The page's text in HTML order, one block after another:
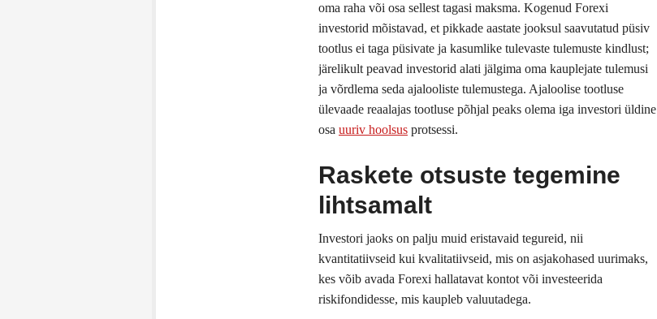
oma raha või osa sellest tagasi maksma. Kogenud Forexi
investorid mõistavad, et pikkade aastate jooksul saavutatud püsiv
tootlus ei taga püsivate ja kasumlike tulevaste tulemuste kindlust;
järelikult peavad investorid alati jälgima oma kauplejate tulemusi
ja võrdlema seda ajalooliste tulemustega. Ajaloolise tootluse
ülevaade reaalajas tootluse põhjal peaks olema iga investori üldine
osa uuriv hoolsus protsessi.
Raskete otsuste tegemine
lihtsamalt
Investori jaoks on palju muid eristavaid tegureid, nii
kvantitatiivseid kui kvalitatiivseid, mis on asjakohased uurimaks,
kes võib avada Forexi hallatavat kontot või investeerida
riskifondidesse, mis kaupleb valuutadega.